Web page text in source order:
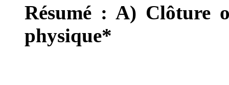
Résumé : A) Clôture
physique*